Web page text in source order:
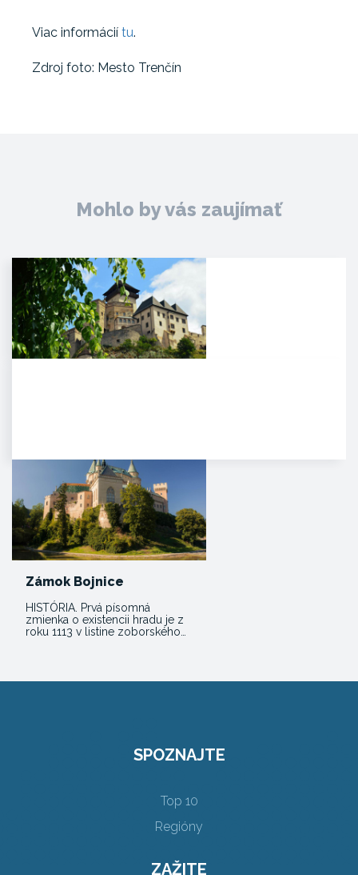
Viac informácií tu.
Zdroj foto: Mesto Trenčín
Mohlo by vás zaujímať
Zámok Bojnice
HISTÓRIA. Prvá písomná
zmienka o existencii hradu je z
roku 1113 v listine zoborského…
SPOZNAJTE
Top 10
Regióny
ZAŽITE